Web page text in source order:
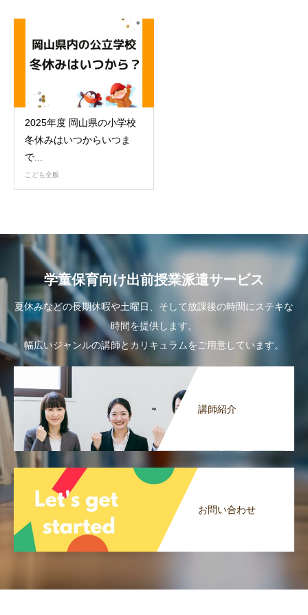
2025年度 岡山県の小学校
冬休みはいつからいつま
で...
こども全般
学童保育向け出前授業派遣サービス
夏休みなどの長期休暇や土曜日、そして放課後の時間にステキな
時間を提供します。
幅広いジャンルの講師とカリキュラムをご用意しています。
講師紹介
お問い合わせ